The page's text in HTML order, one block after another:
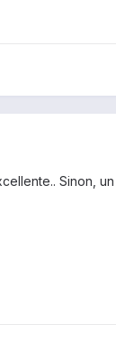
Sinon,